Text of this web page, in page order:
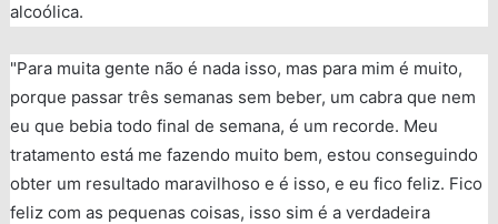
alcoólica.
"Para muita gente não é nada isso, mas para mim é muito,
porque passar três semanas sem beber, um cabra que nem
eu que bebia todo final de semana, é um recorde. Meu
tratamento está me fazendo muito bem, estou conseguindo
obter um resultado maravilhoso e é isso, e eu fico feliz. Fico
feliz com as pequenas coisas, isso sim é a verdadeira